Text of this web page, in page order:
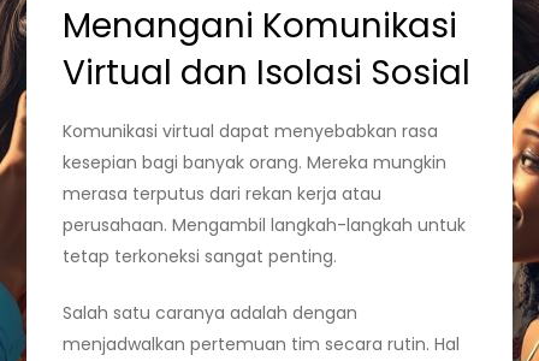
Menangani Komunikasi
Virtual dan Isolasi Sosial
Komunikasi virtual dapat menyebabkan rasa
kesepian bagi banyak orang. Mereka mungkin
merasa terputus dari rekan kerja atau
perusahaan. Mengambil langkah-langkah untuk
tetap terkoneksi sangat penting.
Salah satu caranya adalah dengan
menjadwalkan pertemuan tim secara rutin. Hal